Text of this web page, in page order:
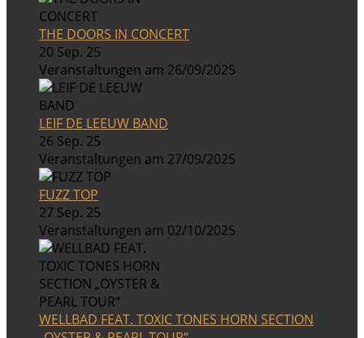
THE DOORS IN CONCERT
20 Sep. 25
Veranstaltungen am 26/09/2025
LEIF DE LEEUW BAND
26 Sep. 25
Veranstaltungen am 27/09/2025
FUZZ TOP
27 Sep. 25
Veranstaltungen am 02/10/2025
WELLBAD FEAT. TOXIC TONES HORN SECTION